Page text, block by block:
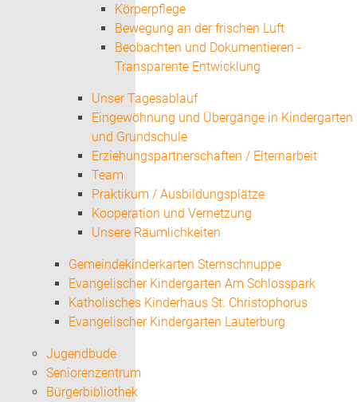
Körperpflege
Bewegung an der frischen Luft
Beobachten und Dokumentieren -
Transparente Entwicklung
Unser Tagesablauf
Eingewöhnung und Übergänge in Kindergarten
und Grundschule
Erziehungspartnerschaften / Elternarbeit
Team
Praktikum / Ausbildungsplätze
Kooperation und Vernetzung
Unsere Räumlichkeiten
Gemeindekinderkarten Sternschnuppe
Evangelischer Kindergarten Am Schlosspark
Katholisches Kinderhaus St. Christophorus
Evangelischer Kindergarten Lauterburg
Jugendbude
Seniorenzentrum
Bürgerbibliothek